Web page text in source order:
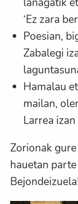
‘Ez zara
Poesian,
Zabalegi
Hamalau
mailan,
Larrea izan
Zorionak
hauetan